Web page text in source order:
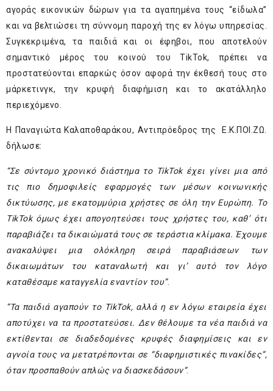
αγοράς εικονικών δώρων για τα αγαπημένα τους “είδωλα”
και να βελτιώσει τη σύννομη παροχή της εν λόγω υπηρεσίας.
Συγκεκριμένα, τα παιδιά και οι έφηβοι, που αποτελούν
σημαντικό μέρος του κοινού του TikTok, πρέπει να
προστατεύονται επαρκώς όσον αφορά την έκθεσή τους στο
μάρκετινγκ, την κρυφή διαφήμιση και το ακατάλληλο
περιεχόμενο.
Η Παναγιώτα Καλαποθαράκου, Αντιπρόεδρος της Ε.Κ.ΠΟΙ.ΖΩ.
δήλωσε:
“Σε σύντομο χρονικό διάστηματο TikTok έχει γίνει μια από
τις πιο δημοφιλείς εφαρμογές των μέσων κοινωνικής
δικτύωσης, με εκατομμύρια χρήστες σε όλη την Ευρώπη. Το
TikTok όμως έχει απογοητεύσει τους χρήστες του, καθ’ ότι
παραβιάζει τα δικαιώματά τους σε τεράστιακλίμακα. Έχουμε
ανακαλύψει μια ολόκληρη σειρά παραβιάσεων των
δικαιωμάτων του καταναλωτή και γι’ αυτό τον λόγο
καταθέσαμε καταγγελία εναντίον του”.
“Τα παιδιά αγαπούν το TikTok, αλλά η εν λόγω εταιρεία έχει
αποτύχει να τα προστατεύσει. Δεν θέλουμε τα νέα παιδιάνα
εκτίθενται σε διαδεδομένες κρυφές διαφημίσεις και εν
αγνοία τους να μετατρέπονται σε “διαφημιστικές πινακίδες”,
όταν προσπαθούν απλώς να διασκεδάσουν”.